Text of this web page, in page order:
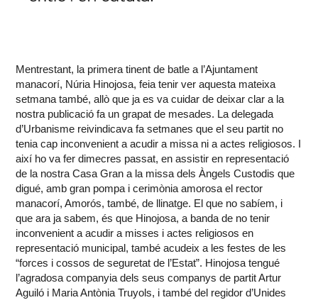
Mentrestant, la primera tinent de batle a l’Ajuntament
manacorí, Núria Hinojosa, feia tenir ver aquesta mateixa
setmana també, allò que ja es va cuidar de deixar clar a la
nostra publicació fa un grapat de mesades. La delegada
d’Urbanisme reivindicava fa setmanes que el seu partit no
tenia cap inconvenient a acudir a missa ni a actes religiosos. I
així ho va fer dimecres passat, en assistir en representació
de la nostra Casa Gran a la missa dels Àngels Custodis que
digué, amb gran pompa i cerimònia amorosa el rector
manacorí, Amorós, també, de llinatge. El que no sabíem, i
que ara ja sabem, és que Hinojosa, a banda de no tenir
inconvenient a acudir a misses i actes religiosos en
representació municipal, també acudeix a les festes de les
“forces i cossos de seguretat de l’Estat”. Hinojosa tengué
l’agradosa companyia dels seus companys de partit Artur
Aguiló i Maria Antònia Truyols, i també del regidor d’Unides